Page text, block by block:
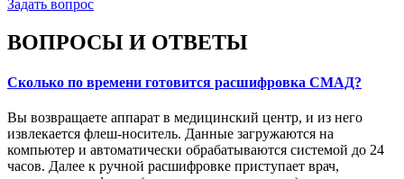
Задать вопрос
ВОПРОСЫ И ОТВЕТЫ
Сколько по времени готовится расшифровка СМАД?
Вы возвращаете аппарат в медицинский центр, и из него
извлекается флеш-носитель. Данные загружаются на
компьютер и автоматически обрабатываются системой до 24
часов. Далее к ручной расшифровке приступает врач,